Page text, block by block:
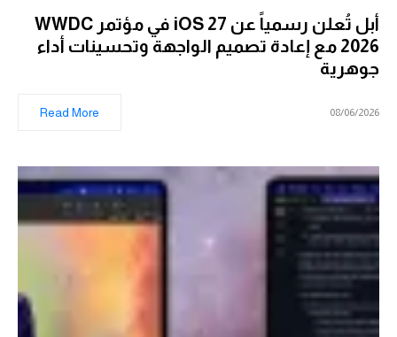
أبل تُعلن رسمياً عن iOS 27 في مؤتمر WWDC
2026 مع إعادة تصميم الواجهة وتحسينات أداء
جوهرية
08/06/2026
Read More